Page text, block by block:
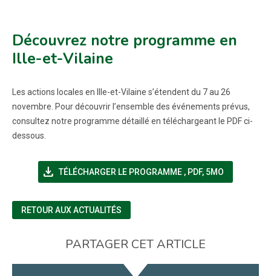
Découvrez notre programme en
Ille-et-Vilaine
Les actions locales en Ille-et-Vilaine s’étendent du 7 au 26
novembre. Pour découvrir l’ensemble des événements prévus,
consultez notre programme détaillé en téléchargeant le PDF ci-
dessous.
file_download TÉLÉCHARGER LE PROGRAMME (NOUVELLE FENÊTRE)
, PDF, 5MO
RETOUR AUX ACTUALITÉS
PARTAGER CET ARTICLE